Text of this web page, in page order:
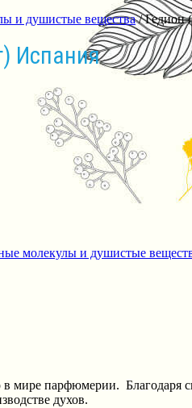
и душистые вещества/ Гедион
Испания
молекулы и душистые
мире парфюмерии.
духов.